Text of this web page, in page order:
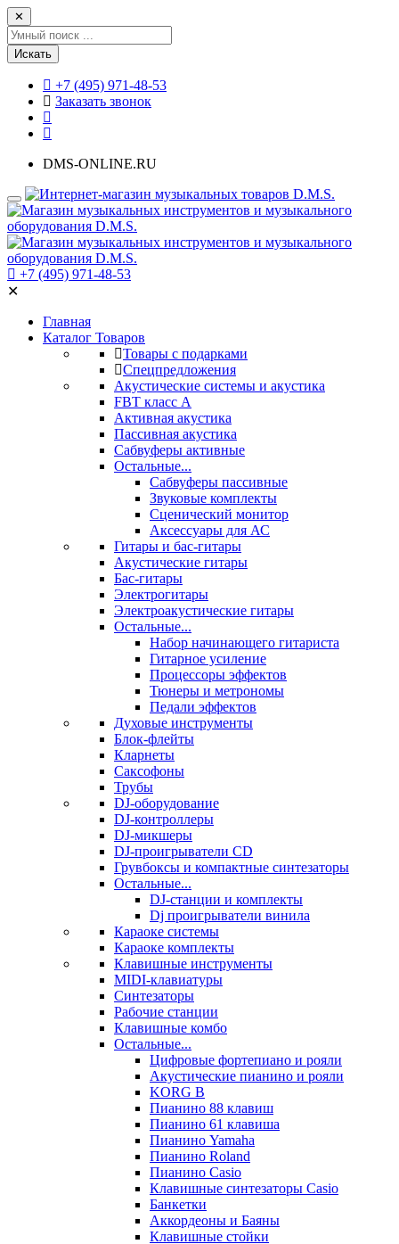
✕
Искать
+7 (495) 971-48-53
Заказать звонок
DMS-ONLINE.RU
+7 (495) 971-48-53
✕
Главная
Каталог Товаров
Товары с подарками
Спецпредложения
Акустические системы и акустика
FBT класс А
Активная акустика
Пассивная акустика
Сабвуферы активные
Остальные...
Сабвуферы пассивные
Звуковые комплекты
Сценический монитор
Аксессуары для АС
Гитары и бас-гитары
Акустические гитары
Бас-гитары
Электрогитары
Электроакустические гитары
Остальные...
Набор начинающего гитариста
Гитарное усиление
Процессоры эффектов
Тюнеры и метрономы
Педали эффектов
Духовые инструменты
Блок-флейты
Кларнеты
Саксофоны
Трубы
DJ-оборудование
DJ-контроллеры
DJ-микшеры
DJ-проигрыватели CD
Грувбоксы и компактные синтезаторы
Остальные...
DJ-станции и комплекты
Dj проигрыватели винила
Караоке системы
Караоке комплекты
Клавишные инструменты
MIDI-клавиатуры
Синтезаторы
Рабочие станции
Клавишные комбо
Остальные...
Цифровые фортепиано и рояли
Акустические пианино и рояли
KORG B
Пианино 88 клавиш
Пианино 61 клавиша
Пианино Yamaha
Пианино Roland
Пианино Casio
Клавишные синтезаторы Casio
Банкетки
Аккордеоны и Баяны
Клавишные стойки